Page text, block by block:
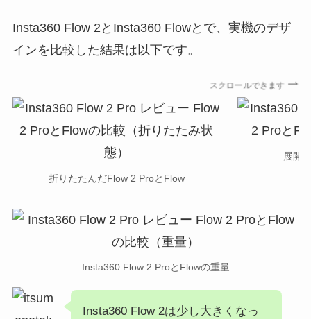
Insta360 Flow 2とInsta360 Flowとで、実機のデザ
インを比較した結果は以下です。
スクロールできます
折りたたんだFlow 2 ProとFlow
展開
Insta360 Flow 2 ProとFlowの重量
Insta360 Flow 2は少し大きくなっ